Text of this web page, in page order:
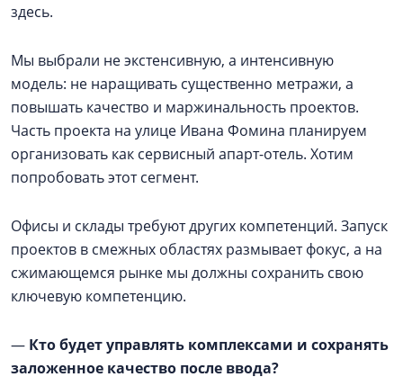
здесь.
Мы выбрали не экстенсивную, а интенсивную
модель: не наращивать существенно метражи, а
повышать качество и маржинальность проектов.
Часть проекта на улице Ивана Фомина планируем
организовать как сервисный апарт-отель. Хотим
попробовать этот сегмент.
Офисы и склады требуют других компетенций. Запуск
проектов в смежных областях размывает фокус, а на
сжимающемся рынке мы должны сохранить свою
ключевую компетенцию.
— Кто будет управлять комплексами и сохранять
заложенное качество после ввода?